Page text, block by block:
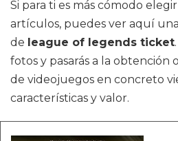
Si para ti es más cómodo
artículos, puedes ver aquí
de league of legends ticket
fotos y pasarás a la
de videojuegos en concreto
características y valor.